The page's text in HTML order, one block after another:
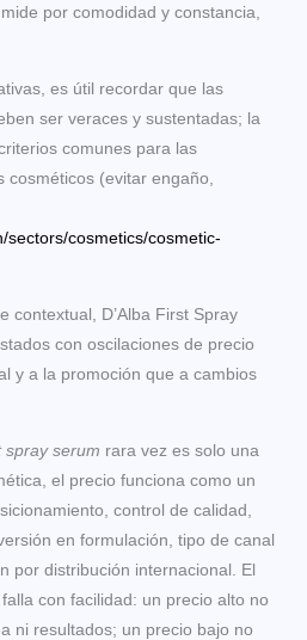
por comodidad y constancia,
es útil recordar que las
ser veraces y sustentadas; la
comunes para las
(evitar engaño,
cosmetics/cosmetic-
contextual, D’Alba First Spray
con oscilaciones de precio
y a la promoción que a cambios
spray serum rara vez es solo una
el precio funciona como un
control de calidad,
en formulación, tipo de canal
por distribución internacional. El
con facilidad: un precio alto no
ni resultados; un precio bajo no